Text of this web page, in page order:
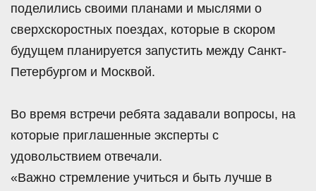
поделились своими планами и мыслями о
сверхскоростных поездах, которые в скором
будущем планируется запустить между Санкт-
Петербургом и Москвой.
Во время встречи ребята задавали вопросы, на
которые приглашенные эксперты с
удовольствием отвечали.
«Важно стремление учиться и быть лучше в